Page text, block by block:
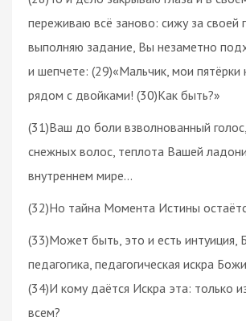
переживаю всё заново: сижу за своей
выполняю задание, Вы незаметно
и шепчете: (29)«Мальчик, мои пятёрки
рядом с двойками! (30)Как быть?»
(31)Ваш до боли взволнованный
снежных волос, теплота Вашей
внутреннем мире…
(32)Но тайна Момента Истины
(33)Может быть, это и есть интуиция,
педагогика, педагогическая искра
(34)И кому даётся Искра эта: только
всем?